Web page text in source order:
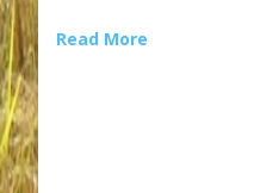
Read More